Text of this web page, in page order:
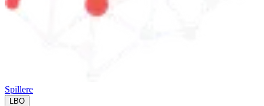
Spillere
LBO